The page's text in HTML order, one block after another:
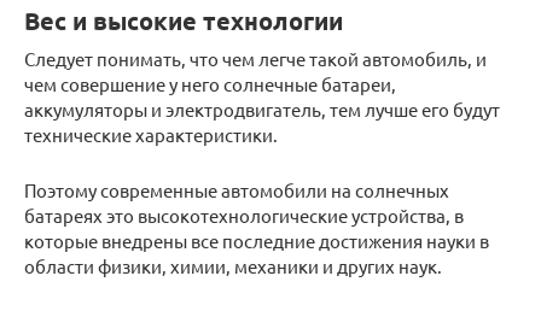
Вес и высокие технологии
Следует понимать, что чем легче такой автомобиль, и
чем совершение у него солнечные батареи,
аккумуляторы и электродвигатель, тем лучше его будут
технические характеристики.
Поэтому современные автомобили на солнечных
батареях это высокотехнологические устройства, в
которые внедрены все последние достижения науки в
области физики, химии, механики и других наук.